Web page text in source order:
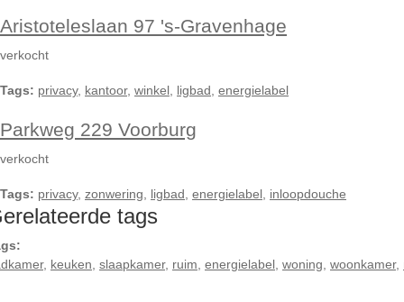
Aristoteleslaan 97 's-Gravenhage
verkocht
Tags: privacy, kantoor, winkel ligbad energielabel
Parkweg 229 Voorburg
verkocht
Tags: privacy, zonwering ligbad energielabel inloopdouche
tags
, keuken slaapkamer, ruim energielabel woning woonkamer,